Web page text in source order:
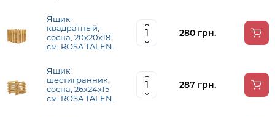
Ящик
квадратный,
сосна, 20х20х18
см, ROSA TALENT
280 грн.
Ящик
шестигранник,
сосна, 26х24х15
см, ROSA TALENT
287 грн.